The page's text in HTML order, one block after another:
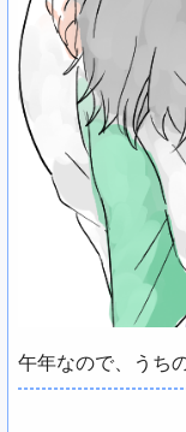
午年なので、うち